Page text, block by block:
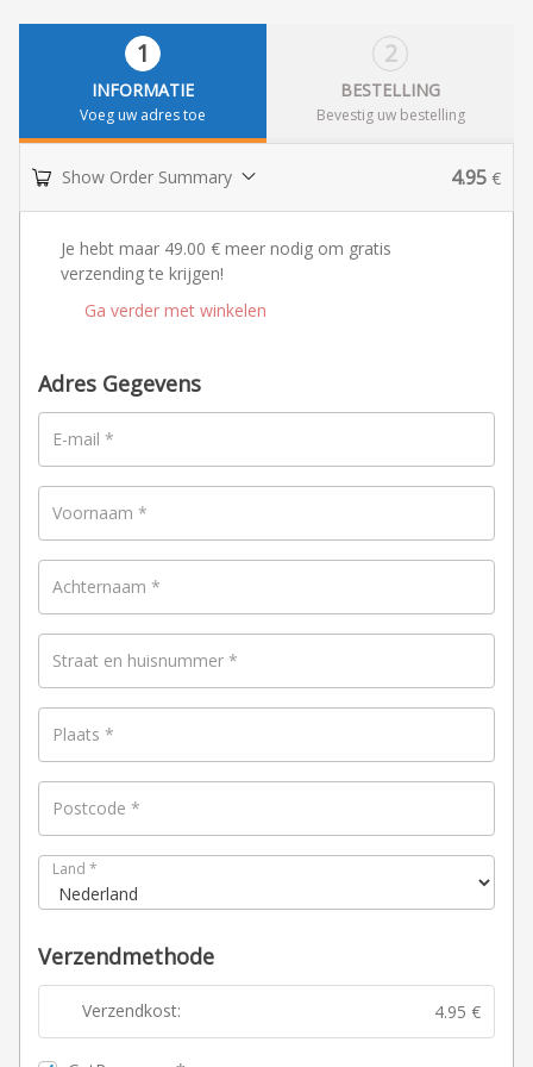
1
INFORMATIE
Voeg uw adres toe
2
BESTELLING
Bevestig uw bestelling
Show Order Summary 4.95 €
Je hebt maar 49.00 € meer nodig om gratis
verzending te krijgen!
Ga verder met winkelen
Adres Gegevens
E-mail *
Voornaam *
Achternaam *
Straat en huisnummer *
Plaats *
Postcode *
Land *
Verzendmethode
Verzendkost: 4.95 €